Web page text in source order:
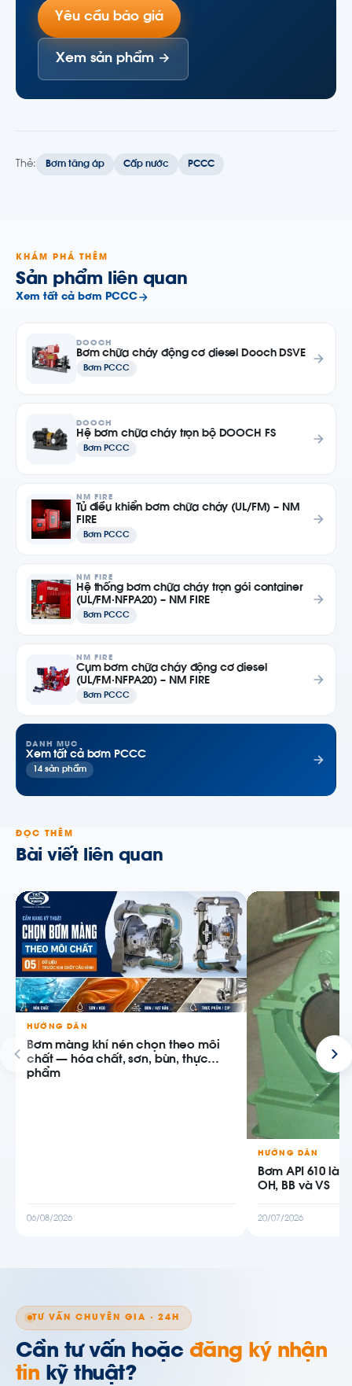
Yêu cầu báo giá
Xem sản phẩm →
Thẻ: Bơm tăng áp Cấp nước PCCC
KHÁM PHÁ THÊM
Sản phẩm liên quan
Xem tất cả bơm PCCC
DOOCH
Bơm chữa cháy động cơ diesel Dooch DSVE
Bơm PCCC
DOOCH
Hệ bơm chữa cháy trọn bộ DOOCH FS
Bơm PCCC
NM FIRE
Tủ điều khiển bơm chữa cháy (UL/FM) – NM
FIRE
Bơm PCCC
NM FIRE
Hệ thống bơm chữa cháy trọn gói container
(UL/FM·NFPA20) – NM FIRE
Bơm PCCC
NM FIRE
Cụm bơm chữa cháy động cơ diesel
(UL/FM·NFPA20) – NM FIRE
Bơm PCCC
DANH MỤC
Xem tất cả bơm PCCC
14 sản phẩm
ĐỌC THÊM
Bài viết liên quan
HƯỚNG DẪN
Bơm màng khí nén chọn theo môi
chất — hóa chất, sơn, bùn, thực
phẩm
06/08/2026
HƯỚNG DẪN
Bơm API 610 là
OH, BB và VS
20/07/2026
TƯ VẤN CHUYÊN GIA · 24H
Cần tư vấn hoặc đăng ký nhận
tin kỹ thuật?